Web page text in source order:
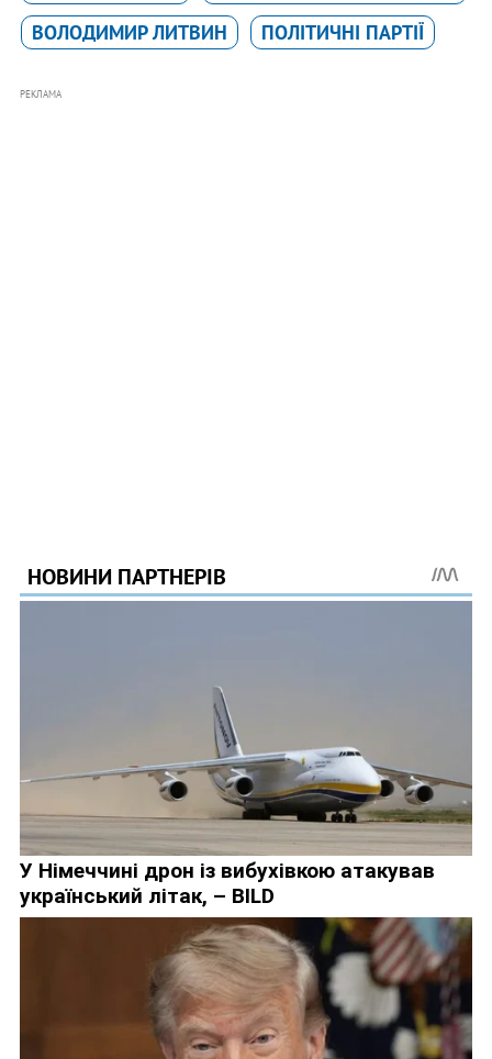
ВОЛОДИМИР ЛИТВИН ПОЛІТИЧНІ ПАРТІЇ
РЕКЛАМА